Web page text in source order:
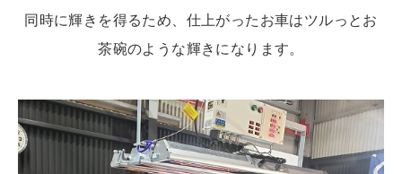
同時に輝きを得るため、仕上がったお車はツルっとお
茶碗のような輝きになります。